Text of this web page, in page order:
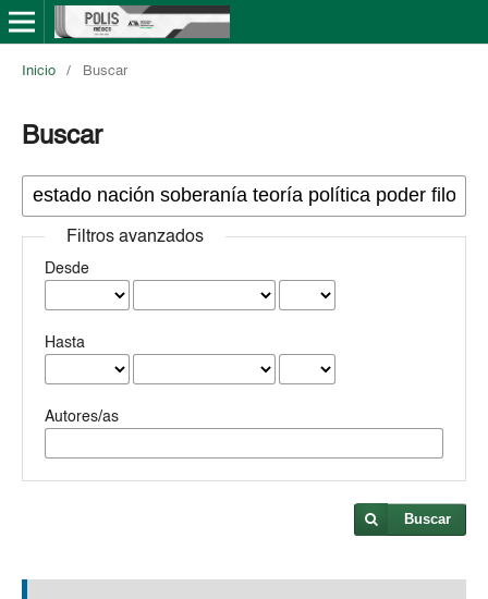
Inicio / Buscar
Buscar
Filtros avanzados
Desde
Hasta
Autores/as
Buscar